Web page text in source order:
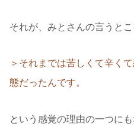
それが、みとさんの言うと
＞それまでは苦しくて辛く
態だったんです。
という感覚の理由の一つに